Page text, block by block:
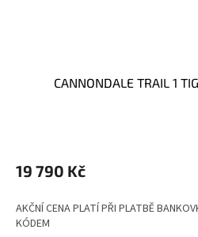
CANNONDALE TRAIL 1
19 790 Kč
AKČNÍ CENA PLATÍ PŘI PLATBĚ
KÓDEM